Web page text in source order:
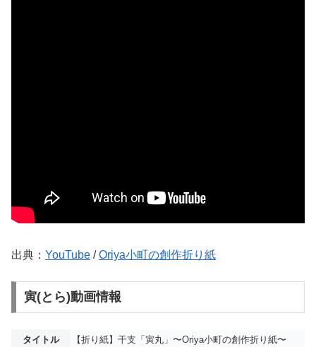
出典： YouTube /Oriya小町の創作折り紙
寅(とら)動画情報
タイトル
【折り紙】干支「寅丸」〜Oriya小町の創作折り紙〜